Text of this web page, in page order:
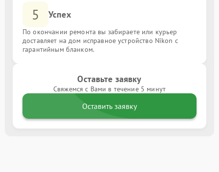
5 Успех
По окончании ремонта вы забираете или курьер
доставляет на дом исправное устройство Nikon с
гарантийным бланком.
Оставьте заявку
Свяжемся с Вами в течение 5 минут
Оставить заявку